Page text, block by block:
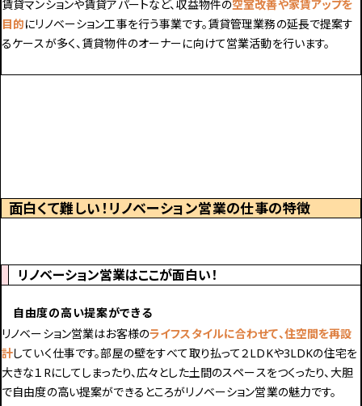
賃貸マンションや賃貸アパートなど、収益物件の空室改善や家賃アップを
目的にリノベーション工事を行う事業です。賃貸管理業務の延長で提案す
るケースが多く、賃貸物件のオーナーに向けて営業活動を行います。
面白くて難しい！リノベーション営業の仕事の特徴
リノベーション営業はここが面白い！
自由度の高い提案ができる
リノベーション営業はお客様のライフスタイルに合わせて、住空間を再設
計していく仕事です。部屋の壁をすべて取り払って２LDKや3LDKの住宅を
大きな１Rにしてしまったり、広々とした土間のスペースをつくったり、大胆
で自由度の高い提案ができるところがリノベーション営業の魅力です。